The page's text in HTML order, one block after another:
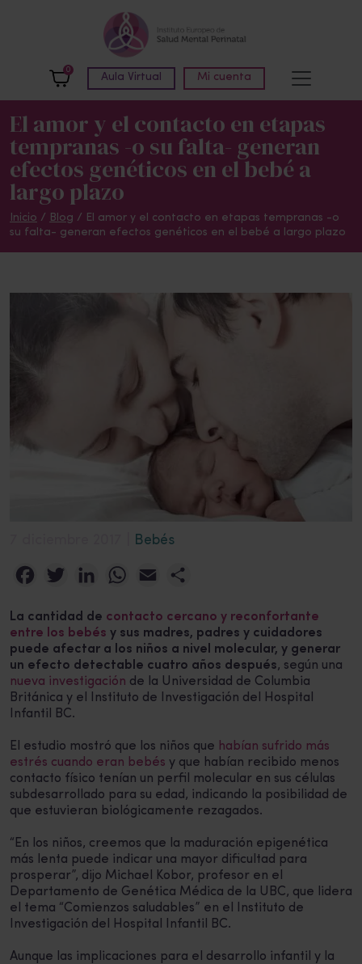
0
Aula Virtual Mi cuenta
El amor y el contacto en etapas
tempranas -o su falta- generan
efectos genéticos en el bebé a
largo plazo
Inicio / Blog / El amor y el contacto en etapas tempranas -o
su falta- generan efectos genéticos en el bebé a largo plazo
Bebés
FacebookTwitterLinkedInWhatsApp
Email
La cantidad de contacto cercano y reconfortante
entre los bebés y sus madres, padres y cuidadores
puede afectar a los niños a nivel molecular, y generar
un efecto detectable cuatro años después, según una
nueva investigación de la Universidad de Columbia
Británica y el Instituto de Investigación del Hospital
Infantil BC.
El estudio mostró que los niños que habían sufrido más
estrés cuando eran bebés y que habían recibido menos
contacto físico tenían un perfil molecular en sus células
subdesarrollado para su edad, indicando la posibilidad de
que estuvieran biológicamente rezagados.
“En los niños, creemos que la maduración epigenética
más lenta puede indicar una mayor dificultad para
prosperar”, dijo Michael Kobor, profesor en el
Departamento de Genética Médica de la UBC, que lidera
el tema “Comienzos saludables” en el Instituto de
Investigación del Hospital Infantil BC.
Aunque las implicaciones para el desarrollo infantil y la